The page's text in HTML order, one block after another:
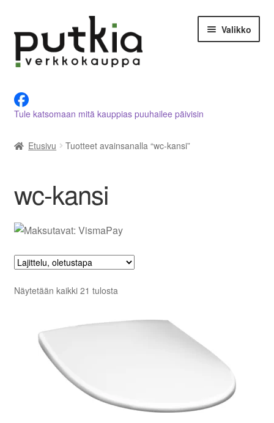
navigointiin
sisältöön
Valikko
Tietoja meistä
Asiakastilini
Tule katsomaan mitä kauppias puuhailee päivisin
Etusivu Tuotteet avainsanalla “wc-kansi”
wc-kansi
Näytetään kaikki 21 tulosta